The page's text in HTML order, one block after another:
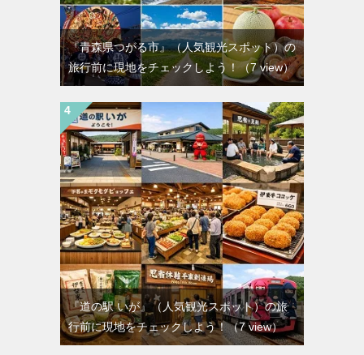
『青森県つがる市』（人気観光スポット）の
旅行前に現地をチェックしよう！（7 view）
『道の駅 いが』（人気観光スポット）の旅
行前に現地をチェックしよう！（7 view）